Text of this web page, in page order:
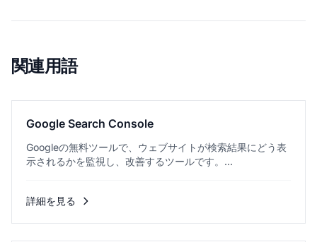
関連用語
Google Search Console
Googleの無料ツールで、ウェブサイトが検索結果にどう表
示されるかを監視し、改善するツールです。...
詳細を見る